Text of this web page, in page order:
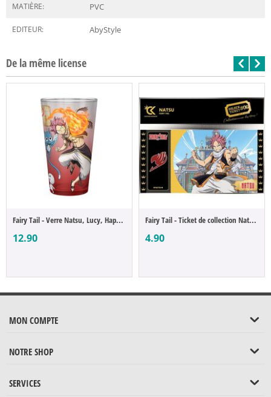
MATIÈRE: PVC
EDITEUR: AbyStyle
De la même license
Fairy Tail - Verre Natsu, Lucy, Happy & P...
12.90
Fairy Tail - Ticket de collection Natsu D...
4.90
MON COMPTE
NOTRE SHOP
SERVICES